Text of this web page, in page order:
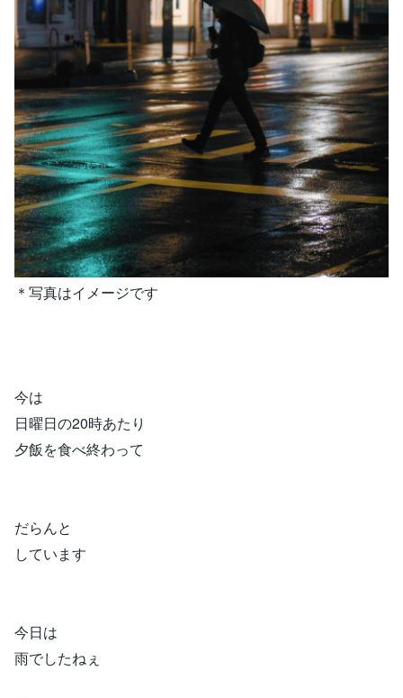
＊写真はイメージです
今は
日曜日の20時あたり
夕飯を食べ終わって
だらんと
しています
今日は
雨でしたねぇ